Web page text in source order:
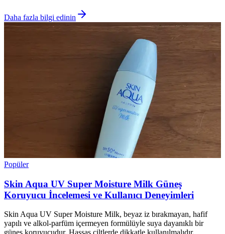
Daha fazla bilgi edinin
Popüler
Skin Aqua UV Super Moisture Milk Güneş
Koruyucu İncelemesi ve Kullanıcı Deneyimleri
Skin Aqua UV Super Moisture Milk, beyaz iz bırakmayan, hafif
yapılı ve alkol-parfüm içermeyen formülüyle suya dayanıklı bir